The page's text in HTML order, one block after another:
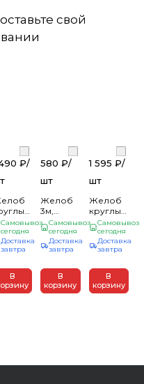
свой
₽/
125
-
RAL
3
Самовывоз
сегодня
Доставка
завтра
В
580 ₽/
шт
Желоб
3м,
шоколадный
GL
Standart
120/87
Самовывоз
сегодня
Доставка
завтра
В
корзину
1 595 ₽/
шт
Желоб
круглый
ЖКф.
"ПС" 125
0,6 -
белый*2(3)
9003
пурал 3
м.
Самовывоз
сегодня
Доставка
завтра
В
корзину